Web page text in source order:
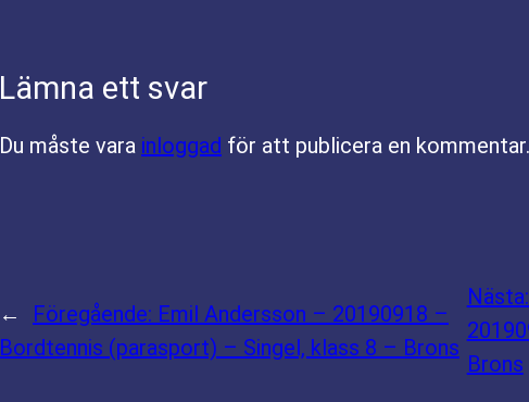
Lämna ett svar
Du måste vara inloggad för att publicera en kommentar.
← Föregående: Emil Andersson – 20190918 –
Bordtennis (parasport) – Singel, klass 8 – Brons
Nästa:
Brons